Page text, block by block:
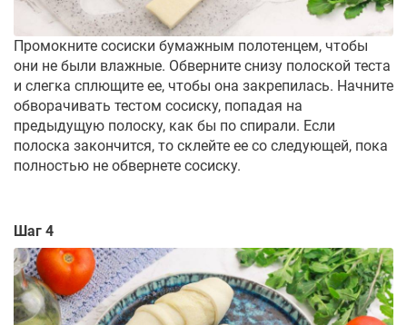
Промокните сосиски бумажным полотенцем, чтобы
они не были влажные. Обверните снизу полоской теста
и слегка сплющите ее, чтобы она закрепилась. Начните
обворачивать тестом сосиску, попадая на
предыдущую полоску, как бы по спирали. Если
полоска закончится, то склейте ее со следующей, пока
полностью не обвернете сосиску.
Шаг 4